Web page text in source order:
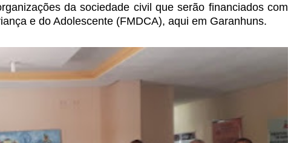
da sociedade civil que serão financiadoscom
e do Adolescente (FMDCA), aqui em Garanhuns.